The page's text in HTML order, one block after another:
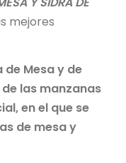
mejores
de Mesa y de
las manzanas
en el que se
de mesa y